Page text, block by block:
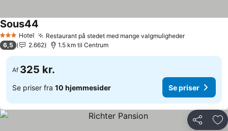
3 StjernerHotel Restaurant på stedet med mange valgmuligheder
Sous44
6,5 2.662 1.5 km til Centrum
Af 325 kr.
Se priser fra 10 hjemmesider Se priser
Del